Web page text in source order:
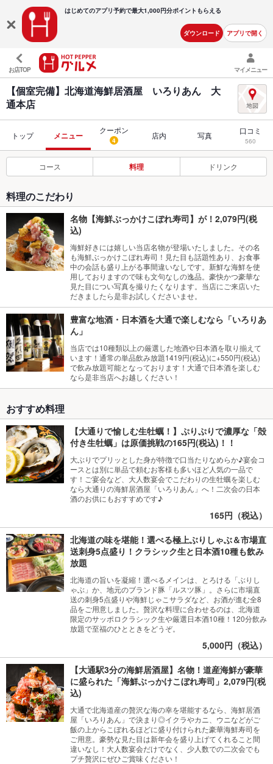
はじめてのアプリ予約で最大1,000円分ポイントもらえる
ダウンロード アプリで開く
お店TOP マイメニュー
【個室完備】北海道海鮮居酒屋 いろりあん 大
通本店
トップ メニュー
クーポン
4 店内 写真 口コミ
560
コース 料理 ドリンク
料理のこだわり
名物【海鮮ぶっかけこぼれ寿司】が！2,079円(税
込)
海鮮好きには嬉しい当店名物が登場いたしました。その名
も海鮮ぶっかけこぼれ寿司！見た目も話題性あり、お食事
中の会話も盛り上がる事間違いなしです。新鮮な海鮮を使
用しておりますので味も文句なしの逸品。豪快かつ豪華な
見た目につい写真を撮りたくなります。当店にご来店いた
だきましたら是非お試しくださいませ。
豊富な地酒・日本酒を大通で楽しむなら「いろりあ
ん」
当店では10種類以上の厳選した地酒や日本酒を取り揃えて
います！通常の単品飲み放題1419円(税込)に+550円(税込)
で飲み放題可能となっております！大通で日本酒を楽しむ
なら是非当店へお越しください！
おすすめ料理
【大通りで愉しむ生牡蠣！】ぷりぷりで濃厚な「殻
付き生牡蠣」は原価挑戦の165円(税込)！！
大ぶりでプリッとした身が特徴で口当たりなめらか♪宴会コ
ースとは別に単品で頼むお客様も多いほど人気の一品で
す！ご宴会など、大人数宴会でこだわりの生牡蠣を楽しむ
なら大通りの海鮮居酒屋「いろりあん」へ！二次会の日本
酒のお供にもおすすめです♪
165円（税込）
北海道の味を堪能！選べる極上ぶりしゃぶ＆市場直
送刺身5点盛り！クラシック生と日本酒10種も飲み
放題
北海道の旨いを凝縮！選べるメインは、とろける「ぶりし
ゃぶ」か、地元のブランド豚「ルスツ豚」。さらに市場直
送の刺身5点盛りや海鮮じゃこサラダなど、お酒が進む全8
品をご用意しました。贅沢な料理に合わせるのは、北海道
限定のサッポロクラシック生や厳選日本酒10種！120分飲み
放題で至福のひとときをどうぞ。
5,000円（税込）
【大通駅3分の海鮮居酒屋】名物！道産海鮮が豪華
に盛られた「海鮮ぶっかけこぼれ寿司」2,079円(税
込)
大通で北海道産の贅沢な海の幸を堪能するなら、海鮮居酒
屋「いろりあん」で決まり◎イクラやカニ、ウニなどがご
飯の上からこぼれるほどに盛り付けられた豪華海鮮寿司を
ご用意。豪勢な見た目は新年会を盛り上げてくれること間
違いなし！大人数宴会だけでなく、少人数での二次会でも
プチ贅沢にぜひご賞味ください！